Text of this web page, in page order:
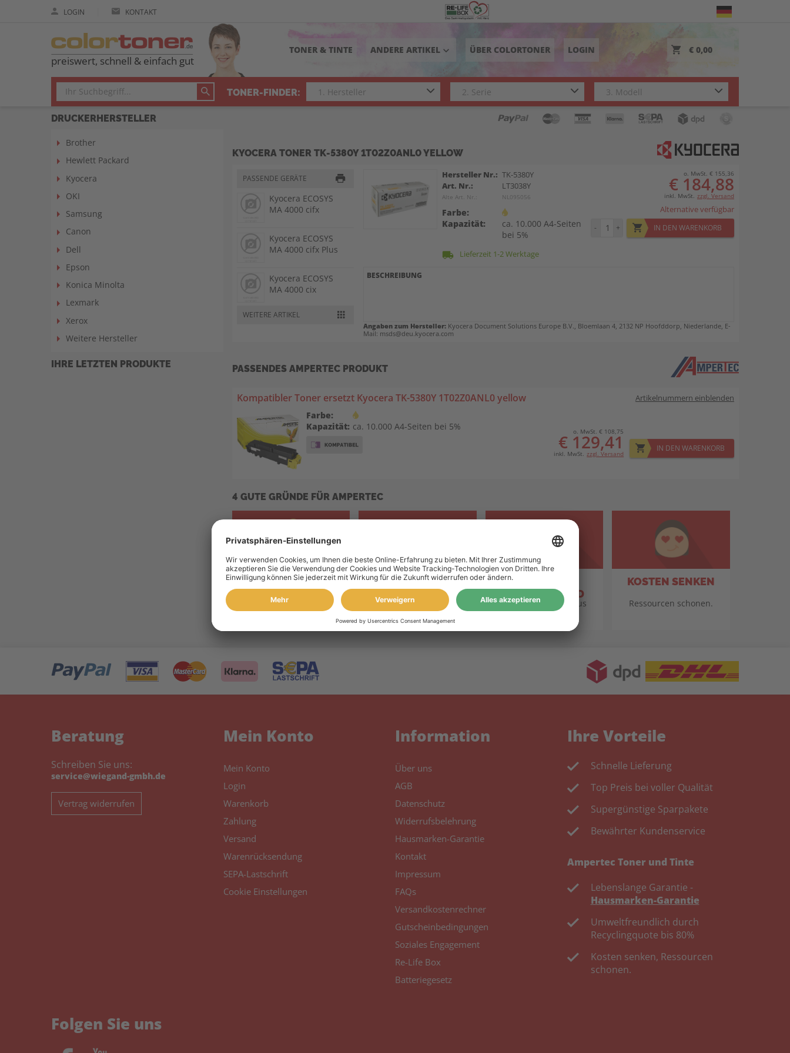
LOGIN KONTAKT
preiswert, schnell & einfach gut
TONER & TINTE ANDERE ARTIKEL keyboard_arrow_down ÜBER COLORTONER LOGIN € 0,00
TONER-FINDER:
DRUCKERHERSTELLER
Brother
Hewlett Packard
Kyocera
OKI
Samsung
Canon
Dell
Epson
Konica Minolta
Lexmark
Xerox
Weitere Hersteller
IHRE LETZTEN PRODUKTE
KYOCERA TONER TK-5380Y 1T02Z0ANL0 YELLOW
PASSENDE GERÄTE
Kyocera ECOSYS
MA 4000 cifx
Kyocera ECOSYS
MA 4000 cifx Plus
Kyocera ECOSYS
MA 4000 cix
Kyocera ECOSYS
PA 4000 cx
Kyocera ECOSYS
PA 4000 cx Plus
WEITERE ARTIKEL
Hersteller Nr.: TK-5380Y
Art. Nr.:
LT3038Y
Alte Art. Nr.: NL095056
Farbe:
Kapazität:
ca. 10.000 A4-Seiten
bei 5%
local_shipping Lieferzeit 1-2 Werktage
o. MwSt. € 155,36
€ 184,88
inkl. MwSt. zzgl. Versand
Alternative verfügbar
- + IN DEN WARENKORB
BESCHREIBUNG
Angaben zum Hersteller: Kyocera Document Solutions Europe B.V., Bloemlaan 4, 2132 NP Hoofddorp, Niederlande, E-
Mail: msds@deu.kyocera.com
PASSENDES AMPERTEC PRODUKT
Kompatibler Toner ersetzt Kyocera TK-5380Y 1T02Z0ANL0 yellow Artikelnummern einblenden
Farbe:
Kapazität: ca. 10.000 A4-Seiten bei 5% o. MwSt. € 108,75
€ 129,41
inkl. MwSt. zzgl. Versand
IN DEN WARENKORB
4 GUTE GRÜNDE FÜR AMPERTEC
10 JAHREGARANTIE
Toner & Tinte schützen auch
Ihren Drucker.
UMWELTFREUNDLICH
durch Recyclingquote bis zu
80%.
DEUTSCHLAND
steht für Qualität aus
Deutschland.
KOSTEN SENKEN
Ressourcen schonen.
Beratung
Schreiben Sie uns:
service@wiegand-gmbh.de
Vertrag widerrufen
Mein Konto
Mein Konto
Login
Warenkorb
Zahlung
Versand
Warenrücksendung
SEPA-Lastschrift
Cookie Einstellungen
Information
Über uns
AGB
Datenschutz
Widerrufsbelehrung
Hausmarken-Garantie
Kontakt
Impressum
FAQs
Versandkostenrechner
Gutscheinbedingungen
Soziales Engagement
Re-Life Box
Batteriegesetz
Ihre Vorteile
Schnelle Lieferung
Top Preis bei voller Qualität
Supergünstige Sparpakete
Bewährter Kundenservice
Ampertec Toner und Tinte
Lebenslange Garantie -
Hausmarken-Garantie
Umweltfreundlich durch
Recyclingquote bis 80%
Kosten senken, Ressourcen
schonen.
Folgen Sie uns